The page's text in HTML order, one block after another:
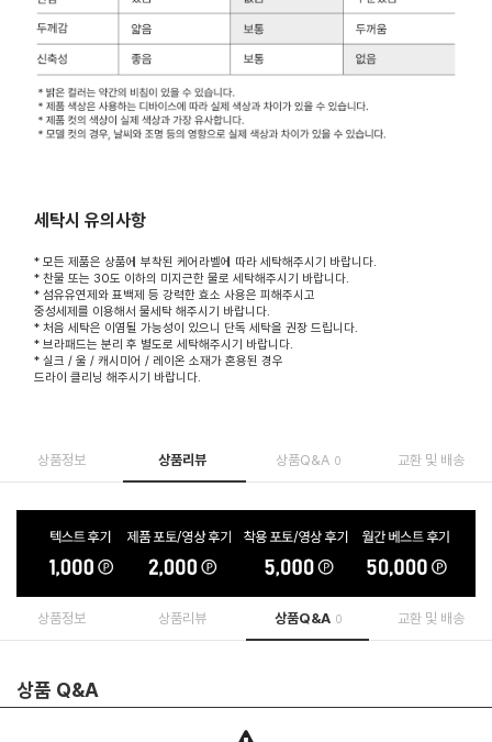
세탁시 유의사항
* 모든 제품은 상품에 부착된 케어라벨에 따라 세탁해주시기 바랍니다.
* 찬물 또는 30도 이하의 미지근한 물로 세탁해주시기 바랍니다.
* 섬유유연제와 표백제 등 강력한 효소 사용은 피해주시고
중성세제를 이용해서 물세탁 해주시기 바랍니다.
* 처음 세탁은 이염될 가능성이 있으니 단독 세탁을 권장 드립니다.
* 브라패드는 분리 후 별도로 세탁해주시기 바랍니다.
* 실크 / 울 / 캐시미어 / 레이온 소재가 혼용된 경우
드라이 클리닝 해주시기 바랍니다.
상품정보 상품리뷰 상품Q&A 0 교환 및 배송
상품정보 상품리뷰 상품Q&A 0 교환 및 배송
상품 Q&A